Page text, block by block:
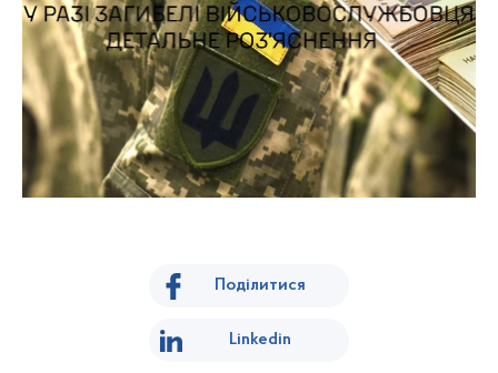
Поділитися
Linkedin